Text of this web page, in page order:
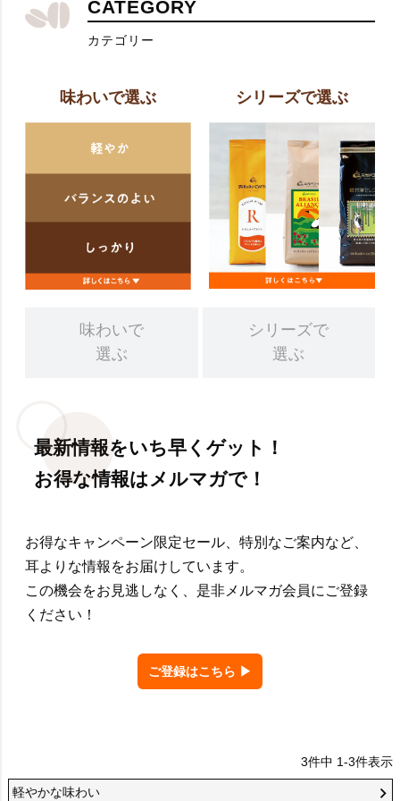
CATEGORY
カテゴリー
味わいで選ぶ シリーズで選ぶ
味わいで
選ぶ
シリーズで
選ぶ
最新情報をいち早くゲット！
お得な情報はメルマガで！
お得なキャンペーン限定セール、特別なご案内など、
耳よりな情報をお届けしています。
この機会をお見逃しなく、是非メルマガ会員にご登録
ください！
ご登録はこちら ▶
3件中 1-3件表示
軽やかな味わい